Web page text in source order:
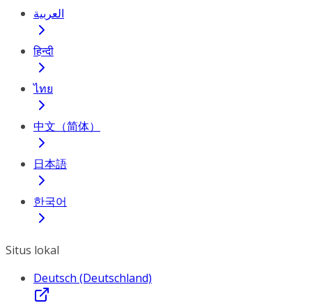
العربية
हिन्दी
ไทย
中文（简体）
日本語
한국어
Situs lokal
Deutsch (Deutschland)